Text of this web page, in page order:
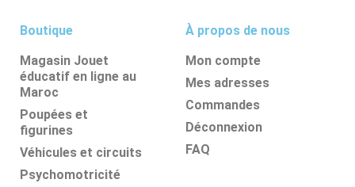
Boutique
Magasin Jouet
éducatif en ligne au
Maroc
Poupées et
figurines
Véhicules et circuits
Psychomotricité
À propos de nous
Mon compte
Mes adresses
Commandes
Déconnexion
FAQ